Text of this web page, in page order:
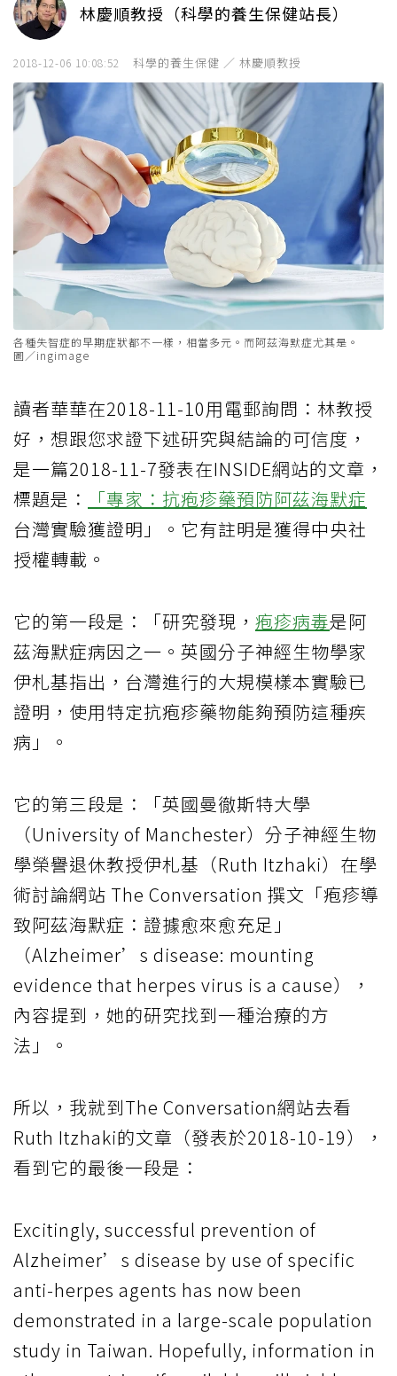
林慶順教授（科學的養生保健站長）
2018-12-06 10:08:52 科學的養生保健 ／ 林慶順教授
各種失智症的早期症狀都不一樣，相當多元。而阿茲海默症尤其是。
圖／ingimage
讀者華華在2018-11-10用電郵詢問：林教授
好，想跟您求證下述研究與結論的可信度，
是一篇2018-11-7發表在INSIDE網站的文章，
標題是：
「專家：抗疱疹藥預防阿茲海默症
台灣實驗獲證明」。它有註明是獲得中央社
授權轉載。
它的第一段是：「研究發現， 疱疹病毒是阿
茲海默症病因之一。英國分子神經生物學家
伊札基指出，台灣進行的大規模樣本實驗已
證明，使用特定抗疱疹藥物能夠預防這種疾
病」。
它的第三段是：「英國曼徹斯特大學
（University of Manchester）分子神經生物
學榮譽退休教授伊札基（Ruth Itzhaki）在學
術討論網站 The Conversation 撰文「疱疹導
致阿茲海默症：證據愈來愈充足」
（Alzheimer’s disease: mounting
evidence that herpes virus is a cause），
內容提到，她的研究找到一種治療的方
法」。
所以，我就到The Conversation網站去看
Ruth Itzhaki的文章（發表於2018-10-19），
看到它的最後一段是：
Excitingly, successful prevention of
Alzheimer’s disease by use of specific
anti-herpes agents has now been
demonstrated in a large-scale population
study in Taiwan. Hopefully, information in